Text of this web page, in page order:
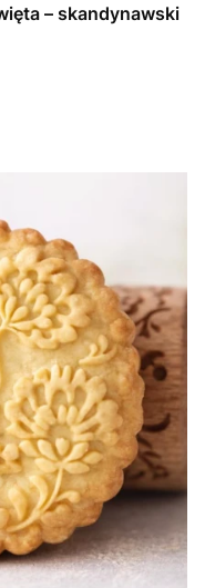
– skandynawski